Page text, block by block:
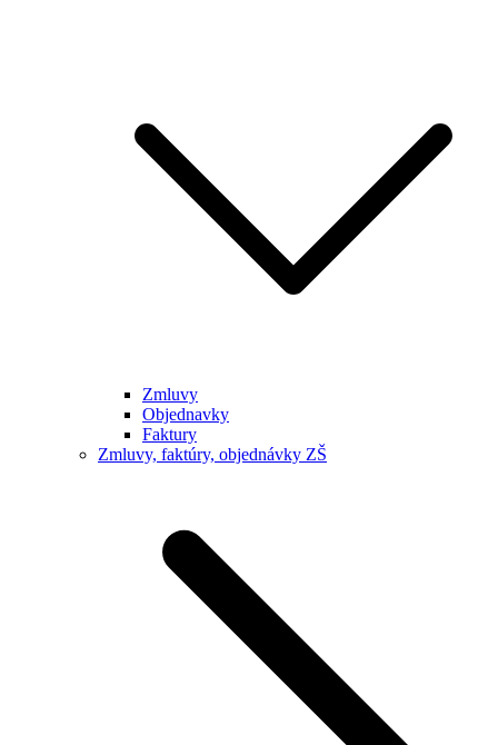
Zmluvy
Objednavky
Faktury
Zmluvy, faktúry, objednávky ZŠ